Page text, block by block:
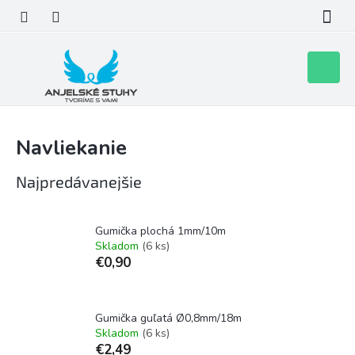
obsah
košík
Navliekanie
Najpredávanejšie
Gumička plochá 1mm/10m
Skladom (6 ks)
€0,90
Gumička guľatá Ø0,8mm/18m
Skladom (6 ks)
€2,49